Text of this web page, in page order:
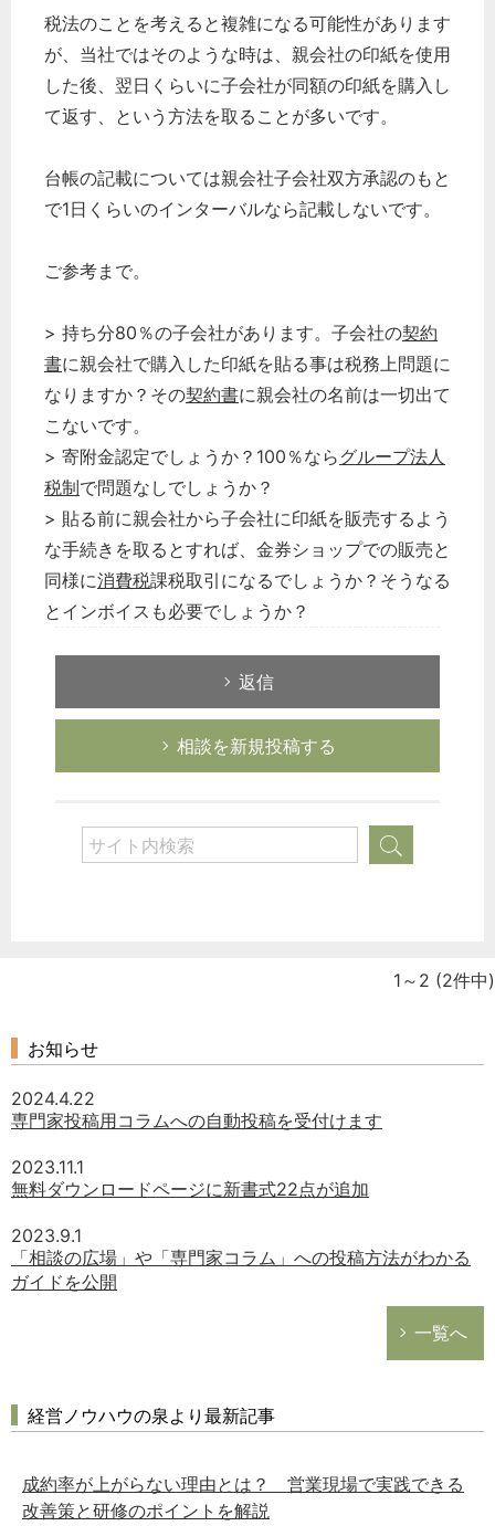
税法のことを考えると複雑になる可能性があります
が、当社ではそのような時は、親会社の印紙を使用
した後、翌日くらいに子会社が同額の印紙を購入し
て返す、という方法を取ることが多いです。
台帳の記載については親会社子会社双方承認のもと
で1日くらいのインターバルなら記載しないです。
ご参考まで。
> 持ち分80％の子会社があります。子会社の契約
書に親会社で購入した印紙を貼る事は税務上問題に
なりますか？その契約書に親会社の名前は一切出て
こないです。
> 寄附金認定でしょうか？100％ならグループ法人
税制で問題なしでしょうか？
> 貼る前に親会社から子会社に印紙を販売するよう
な手続きを取るとすれば、金券ショップでの販売と
同様に消費税課税取引になるでしょうか？そうなる
とインボイスも必要でしょうか？
返信
相談を新規投稿する
1～2 (2件中)
お知らせ
2024.4.22
専門家投稿用コラムへの自動投稿を受付けます
2023.11.1
無料ダウンロードページに新書式22点が追加
2023.9.1
「相談の広場」や「専門家コラム」への投稿方法がわかる
ガイドを公開
一覧へ
経営ノウハウの泉より最新記事
成約率が上がらない理由とは？ 営業現場で実践できる
改善策と研修のポイントを解説